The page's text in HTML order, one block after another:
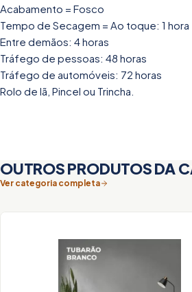
Acabamento = Fosco
Tempo de Secagem = Ao toque: 1 hora
Entre demãos: 4 horas
Tráfego de pessoas: 48 horas
Tráfego de automóveis: 72 horas
Rolo de lã, Pincel ou Trincha.
OUTROS PRODUTOS DA
Ver categoria completa